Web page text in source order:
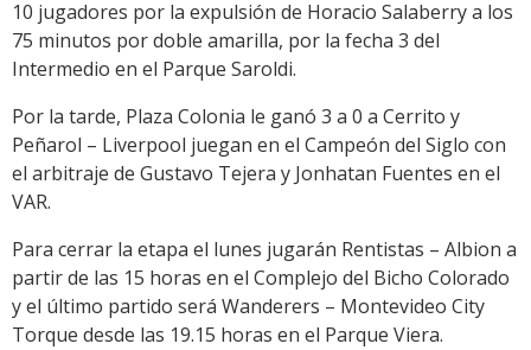
10 jugadores por la expulsión de Horacio Salaberry a los
75 minutos por doble amarilla, por la fecha 3 del
Intermedio en el Parque Saroldi.
Por la tarde, Plaza Colonia le ganó 3 a 0 a Cerrito y
Peñarol – Liverpool juegan en el Campeón del Siglo con
el arbitraje de Gustavo Tejera y Jonhatan Fuentes en el
VAR.
Para cerrar la etapa el lunes jugarán Rentistas – Albion a
partir de las 15 horas en el Complejo del Bicho Colorado
y el último partido será Wanderers – Montevideo City
Torque desde las 19.15 horas en el Parque Viera.